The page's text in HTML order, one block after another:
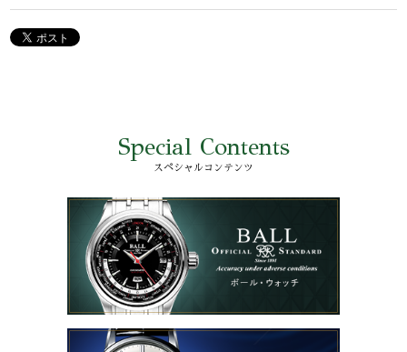
Special Contents
スペシャルコンテンツ